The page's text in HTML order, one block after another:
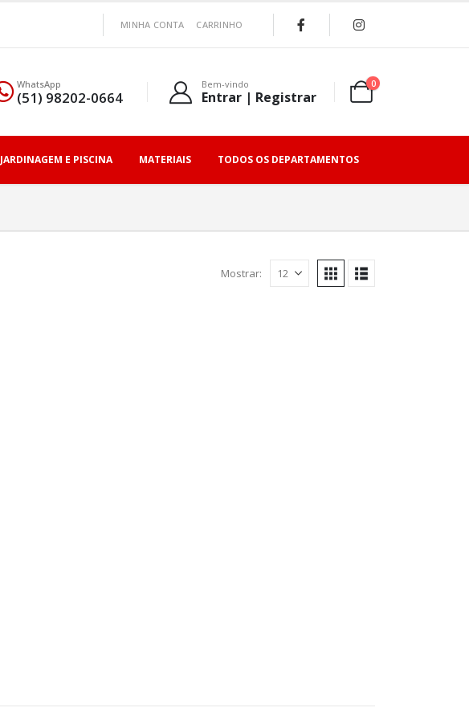
MINHA CONTA CARRINHO
WhatsApp
(51) 98202-0664
Bem-vindo
Entrar | Registrar
0
JARDINAGEM E PISCINA MATERIAIS TODOS OS DEPARTAMENTOS
Mostrar: